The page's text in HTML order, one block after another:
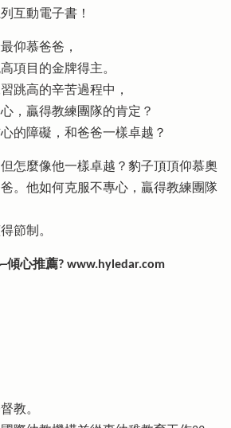
互動電子書！
仰慕爸爸，
項目的金牌得主。
跳高的辛苦過程中，
，贏得教練團隊的肯定？
的障礙，和爸爸一樣卓越？
怎麼像他一樣卓越？豹子頂頂仰慕奧
。他如何克服不專心，贏得教練團隊
節制。
傾心推薦? www.hyledar.com
教。